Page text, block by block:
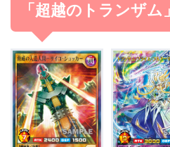
「超越のトランザム